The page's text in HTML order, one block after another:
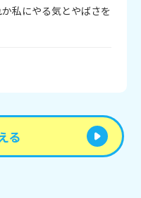
私にやる気とやばさを
る